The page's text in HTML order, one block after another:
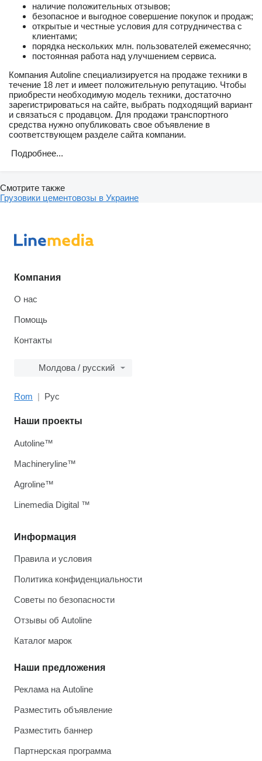
наличие положительных отзывов;
безопасное и выгодное совершение покупок и продаж;
открытые и честные условия для сотрудничества с
клиентами;
порядка нескольких млн. пользователей ежемесячно;
постоянная работа над улучшением сервиса.
Компания Autoline специализируется на продаже техники в
течение 18 лет и имеет положительную репутацию. Чтобы
приобрести необходимую модель техники, достаточно
зарегистрироваться на сайте, выбрать подходящий вариант
и связаться с продавцом. Для продажи транспортного
средства нужно опубликовать свое объявление в
соответствующем разделе сайта компании.
Подробнее...
Смотрите также
Грузовики цементовозы в Украине
Компания
О нас
Помощь
Контакты
Молдова / русский
Rom Рус
Информация
Правила и условия
Политика конфиденциальности
Советы по безопасности
Отзывы об Autoline
Каталог марок
Наши предложения
Реклама на Autoline
Разместить объявление
Разместить баннер
Партнерская программа
Наши проекты
Autoline™
Machineryline™
Agroline™
Linemedia Digital ™